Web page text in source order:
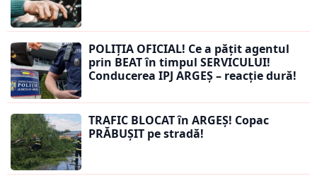
POLIȚIA OFICIAL! Ce a pățit agentul
prin BEAT în timpul SERVICULUI!
Conducerea IPJ ARGEȘ – reacție dură!
TRAFIC BLOCAT în ARGEȘ! Copac
PRĂBUȘIT pe stradă!